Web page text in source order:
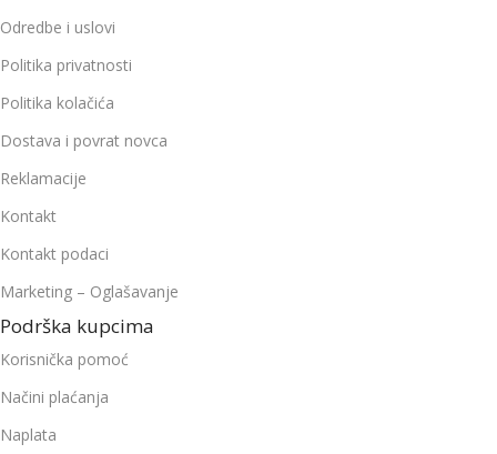
Odredbe i uslovi
Politika privatnosti
Politika kolačića
Dostava i povrat novca
Reklamacije
Kontakt
Kontakt podaci
Marketing – Oglašavanje
Podrška kupcima
Korisnička pomoć
Načini plaćanja
Naplata